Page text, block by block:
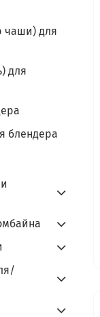
чаши) для
для
блендера